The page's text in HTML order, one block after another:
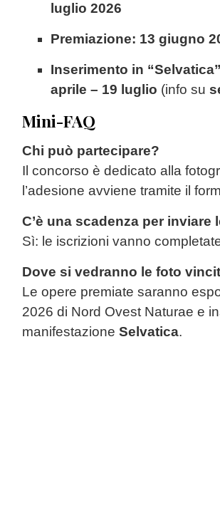
luglio 2026
Premiazione: 13 giugno
Inserimento in
aprile – 19 luglio (info su
Mini-FAQ
Chi può partecipare?
Il concorso è dedicato alla
l’adesione avviene tramite il
C’è una scadenza per inviare
Sì: le iscrizioni vanno
Dove si vedranno le foto
Le opere premiate saranno
2026 di Nord Ovest Naturae e
manifestazione Selvatica.